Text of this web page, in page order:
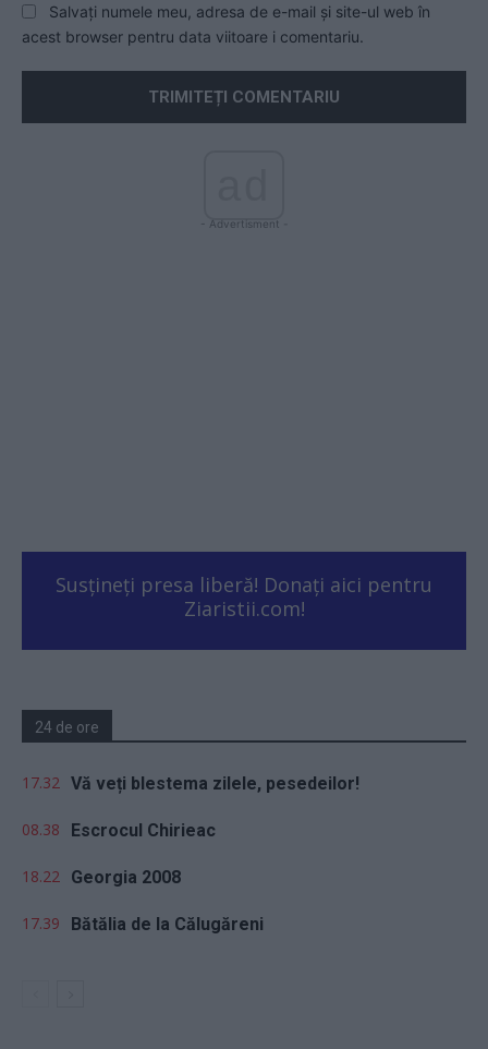
Salvați numele meu, adresa de e-mail și site-ul web în
acest browser pentru data viitoare i comentariu.
- Advertisment -
Susțineți presa liberă! Donați aici pentru
Ziaristii.com!
24 de ore
17.32 Vă veți blestema zilele, pesedeilor!
08.38 Escrocul Chirieac
18.22 Georgia 2008
17.39 Bătălia de la Călugăreni